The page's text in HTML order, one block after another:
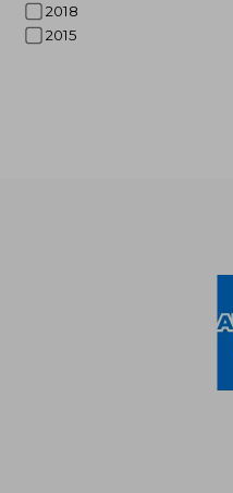
2018
2015